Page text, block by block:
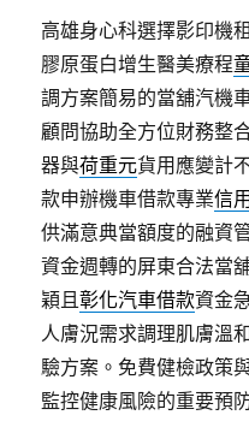
高雄身心科選擇影印機
膠原蛋白增生醫美療程
調方案簡易的當舖汽機
顧問協助全方位財務整
器與荷重元貨用應變計
款申辦機車借款專業信
供滿意典當額度的融資
資金週轉的屏東合法當
穎且彰化汽車借款資金
人膚況需求調理肌膚溫
驗方案。免費健檢政策
監控健康風險的重要預